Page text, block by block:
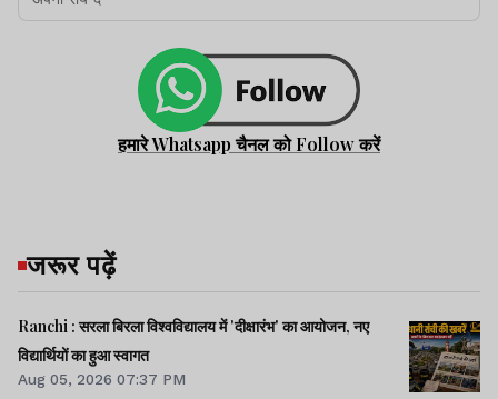
हमारे Whatsapp चैनल को Follow करें
जरूर पढ़ें
Ranchi : सरला बिरला विश्वविद्यालय में 'दीक्षारंभ' का आयोजन, नए
विद्यार्थियों का हुआ स्वागत
Aug 05, 2026 07:37 PM